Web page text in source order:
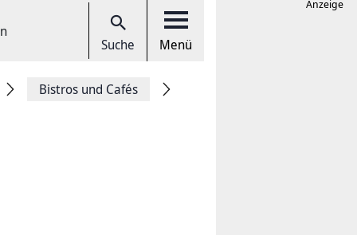
Suche Menü
Bistros und Cafés
Anzeige